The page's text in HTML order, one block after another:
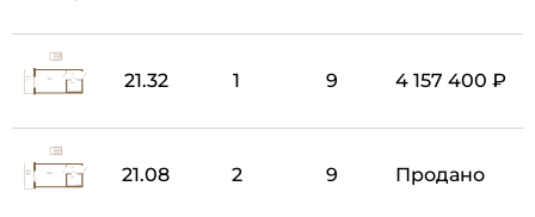
21.32 1 9 4 157 400 ₽
21.08 2 9 Продано